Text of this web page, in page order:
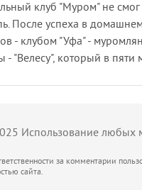
клуб "Муром" не
После успеха в
- клубом "Уфа" -
- "Велесу", который в пяти
Использование любых
за комментарии
сайта.